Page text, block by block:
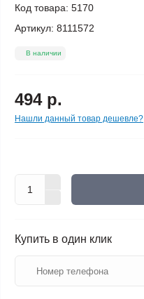
Код товара: 5170
Артикул: 8111572
В наличии
494 р.
Нашли данный товар дешевле?
Купить в один клик